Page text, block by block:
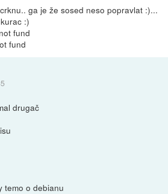
ga je že sosed neso popravlat :)...
:)
fund
fund
drugač
temo o debianu